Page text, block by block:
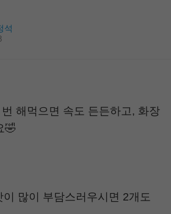
석
해먹으면 속도 든든하고, 화장
🤣
많이 부담스러우시면 2개도